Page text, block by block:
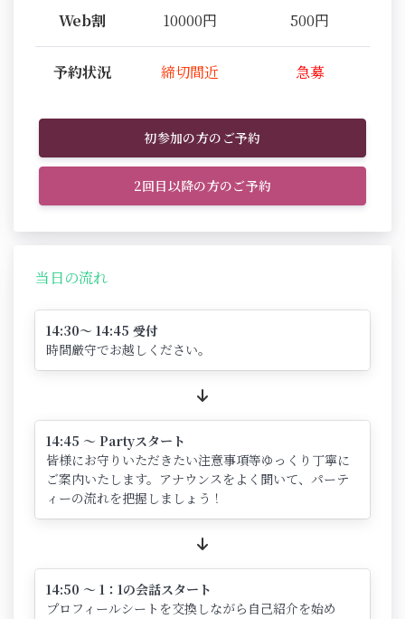
Web割 10000円 500円
予約状況 締切間近 急募
初参加の方のご予約
2回目以降の方のご予約
当日の流れ
14:30～ 14:45 受付
時間厳守でお越しください。
14:45 ～ Partyスタート
皆様にお守りいただきたい注意事項等ゆっくり丁寧に
ご案内いたします。アナウンスをよく聞いて、パーテ
ィーの流れを把握しましょう！
14:50 ～ 1：1の会話スタート
プロフィールシートを交換しながら自己紹介を始め